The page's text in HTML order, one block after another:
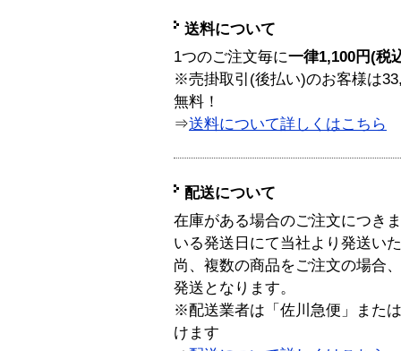
送料について
1つのご注文毎に一律1,100円(税
※売掛取引(後払い)のお客様は
無料！
⇒送料について詳しくはこちら
配送について
在庫がある場合のご注文につき
いる発送日にて当社より発送い
尚、複数の商品をご注文の場合
発送となります。
※配送業者は「佐川急便」また
けます